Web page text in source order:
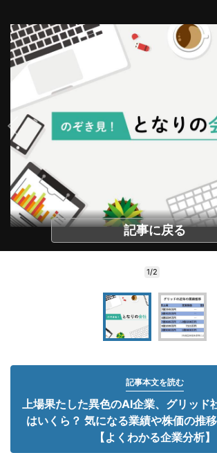
記事に戻る
1/2
記事本文を読む
上場果たした異色のAI企業、グリッド
はいくら？ 気になる業績や株価の推
【よくわかる企業分析】